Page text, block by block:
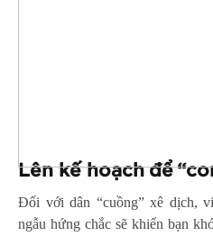
Lên kế hoạch để
Đối với dân “cuồng” xê dịch,
ngẫu hứng chắc sẽ khiến bạn